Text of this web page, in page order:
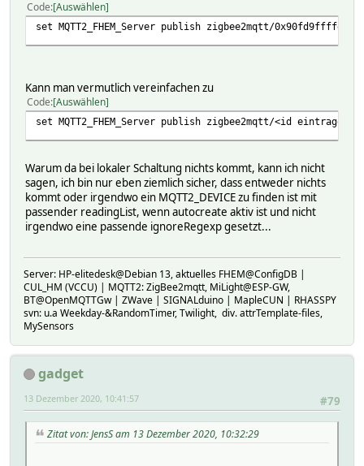
Code Auswählen
set MQTT2_FHEM_Server publish zigbee2mqtt/
Kann man vermutlich vereinfachen zu
Code Auswählen
set MQTT2_FHEM_Server publish zigbee2mqtt/<id
Warum da bei lokaler Schaltung nichts kommt, kann ich nicht
sagen, ich bin nur eben ziemlich sicher, dass entweder nichts
kommt oder irgendwo ein MQTT2_DEVICE zu finden ist mit
passender readingList, wenn autocreate aktiv ist und nicht
irgendwo eine passende ignoreRegexp gesetzt...
Server: HP-elitedesk@Debian 13, aktuelles FHEM@ConfigDB |
CUL_HM (VCCU) | MQTT2: ZigBee2mqtt, MiLight@ESP-GW,
BT@OpenMQTTGw | ZWave | SIGNALduino | MapleCUN | RHASSPY
svn: u.a Weekday-&RandomTimer, Twilight, div. attrTemplate-files,
MySensors
gadget
#79
13 Dezember 2020, 10:41:57
Zitat von: JensS am 13 Dezember 2020, 10:32:29